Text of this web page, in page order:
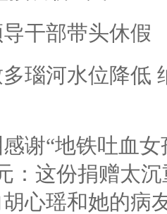
干部带头休假
瑙河水位降低
谢“地铁吐血
：这份捐赠太
心瑶和她的病